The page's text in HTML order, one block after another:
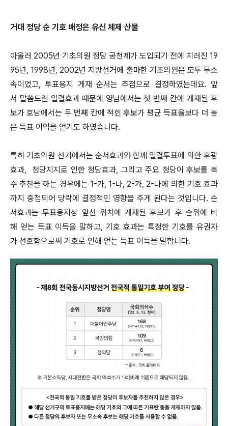
거대 정당 순 기호 배정은 유신 체제 산물
아울러 2005년 기초의원 정당 공천제가 도입되기 전에 치러진 19
95년, 1998년, 2002년 지방선거에 출마한 기초의원은 모두 무소
속이었고, 투표용지 게재 순서는 추첨으로 결정하였는데요. 앞
서 말씀드린 일렬효과 때문에 영남에서는 첫 번째 칸에 게재된 후
보가 호남에서는 두 번째 칸에 적힌 후보가 평균 득표율보다 더 높
은 득표 이익을 얻기도 하였습니다.
특히 기초의원 선거에서는 순서효과와 함께 일렬투표에 의한 후광
효과, 정당지지로 인한 정당효과, 그리고 주요 정당이 후보를 복
수 추천을 하는 경우에는 1-가, 1-나, 2-가, 2-나에 의한 기호 효과
까지 중첩되어 당락에 결정적인 영향을 주게 된다는 것입니다. 순
서효과는 투표용지상 앞선 위치에 게재된 후보가 후 순위에 비
해 얻는 득표 이득을 말하고, 기호 효과는 특정한 기호를 유권자
가 선호함으로써 기호로 인해 얻는 득표 이득을 말합니다.